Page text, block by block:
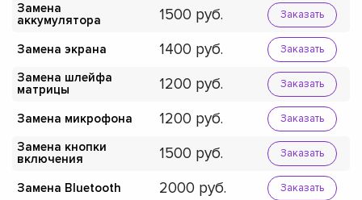
Замена
аккумулятора
1500 Заказать
Замена экрана 1400 Заказать
Замена шлейфа
матрицы
1200 Заказать
Замена микрофона 1200 Заказать
Замена кнопки
включения
1500 Заказать
Замена Bluetooth 2000 Заказать